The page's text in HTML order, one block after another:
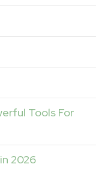
Tools For
2026